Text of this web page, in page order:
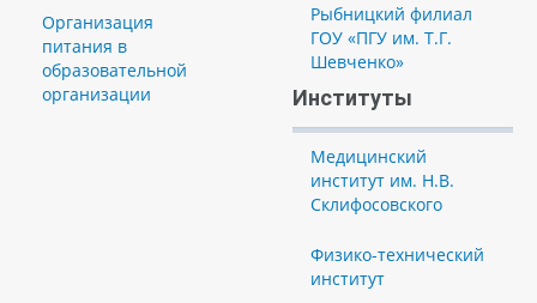
Организация
питания в
образовательной
организации
Рыбницкий филиал
ГОУ «ПГУ им. Т.Г.
Шевченко»
Институты
Медицинский
институт им. Н.В.
Склифосовского
Физико-технический
институт